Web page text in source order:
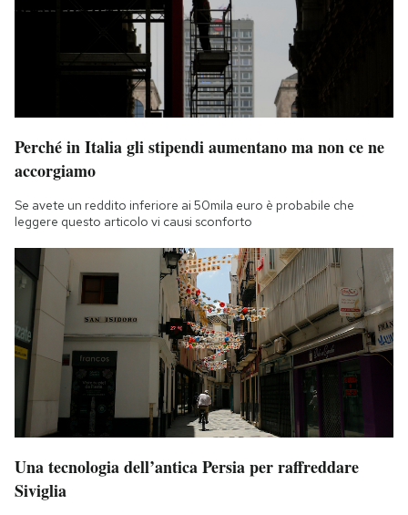
Perché in Italia gli stipendi aumentano ma non ce ne
accorgiamo
Se avete un reddito inferiore ai 50mila euro è probabile che
leggere questo articolo vi causi sconforto
Una tecnologia dell’antica Persia per raffreddare
Siviglia